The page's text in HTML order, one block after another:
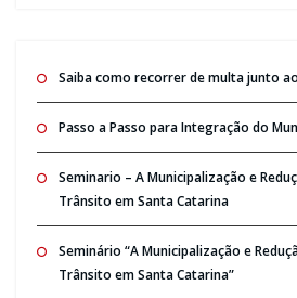
Saiba como recorrer de multa junto ao
Passo a Passo para Integração do
Seminario – A Municipalização e
Trânsito em Santa Catarina
Seminário “A Municipalização e
Trânsito em Santa Catarina”